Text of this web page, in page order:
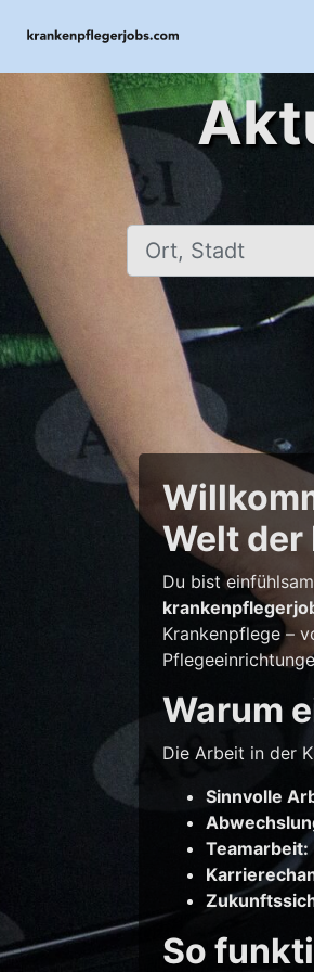
Ort, Stadt
Welt
Du bist
Krankenpflege –
Warum
Die Arbeit in der
Sinnvolle
Teamarbeit:
So